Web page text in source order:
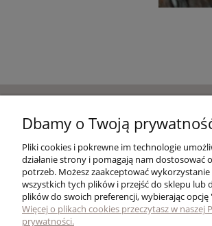
Pomoc
Moje konto
Płatności i dostawa
Dbamy o Twoją
Pliki cookies i pokrewne im technologie
działanie strony i pomagają nam dostosować
potrzeb. Możesz zaakceptować wykorzystanie
wszystkich tych plików i przejść do sklepu lub
plików do swoich preferencji, wybierając
Więcej o plikach cookies przeczytasz w naszej
prywatności.